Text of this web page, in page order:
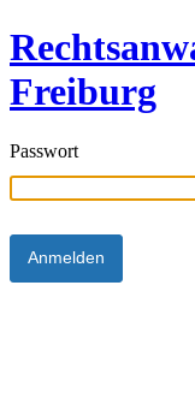
Freiburg
Passwort